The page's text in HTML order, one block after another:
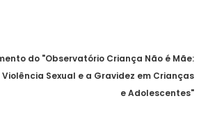
do "Observatório Criança Não é Mãe:
Sexual e a Gravidez em Crianças
e Adolescentes"